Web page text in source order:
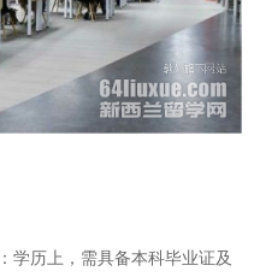
学历上，需具备本科毕业证及